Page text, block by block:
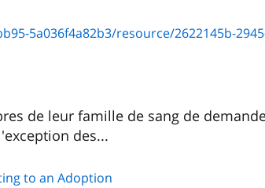
resource/2622145b-2945-455a-
de leur famille de sang de
des...
to an Adoption